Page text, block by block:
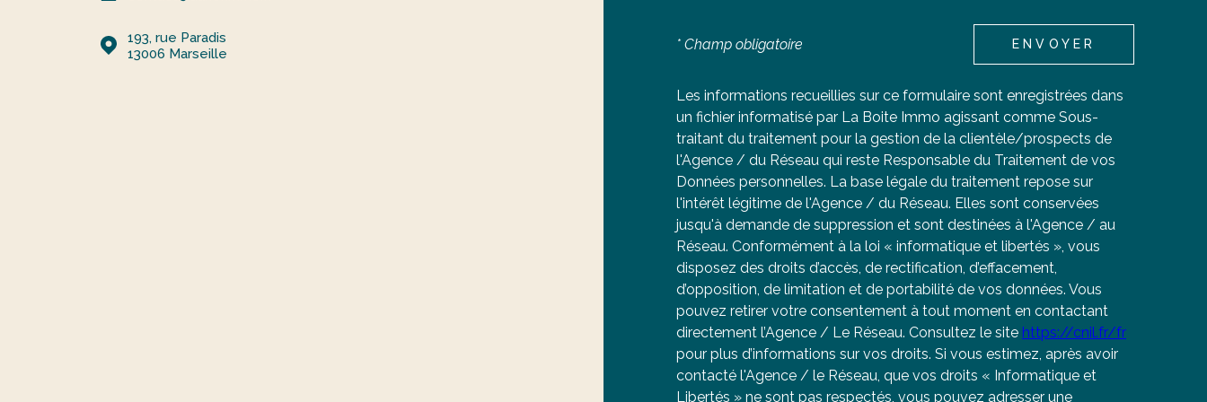
193, rue Paradis
13006
Marseille
* Champ obligatoire ENVOYER
Les informations recueillies sur ce formulaire sont enregistrées dans
un fichier informatisé par La Boite Immo agissant comme Sous-
traitant du traitement pour la gestion de la clientèle/prospects de
l'Agence / du Réseau qui reste Responsable du Traitement de vos
Données personnelles. La base légale du traitement repose sur
l'intérêt légitime de l'Agence / du Réseau. Elles sont conservées
jusqu'à demande de suppression et sont destinées à l'Agence / au
Réseau. Conformément à la loi « informatique et libertés », vous
disposez des droits d’accès, de rectification, d’effacement,
d’opposition, de limitation et de portabilité de vos données. Vous
pouvez retirer votre consentement à tout moment en contactant
directement l’Agence / Le Réseau. Consultez le site https://cnil.fr/fr
pour plus d’informations sur vos droits. Si vous estimez, après avoir
contacté l'Agence / le Réseau, que vos droits « Informatique et
Libertés » ne sont pas respectés, vous pouvez adresser une